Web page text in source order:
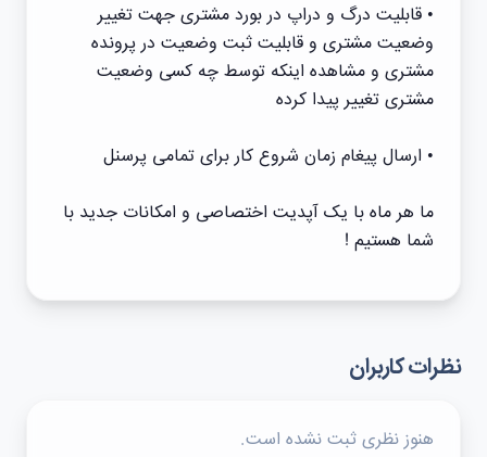
• قابلیت درگ و دراپ در بورد مشتری جهت تغییر
وضعیت مشتری و قابلیت ثبت وضعیت در پرونده
مشتری و مشاهده اینکه توسط چه کسی وضعیت
مشتری تغییر پیدا کرده
• ارسال پیغام زمان شروع کار برای تمامی پرسنل
ما هر ماه با یک آپدیت اختصاصی و امکانات جدید با
شما هستیم !
نظرات کاربران
هنوز نظری ثبت نشده است.